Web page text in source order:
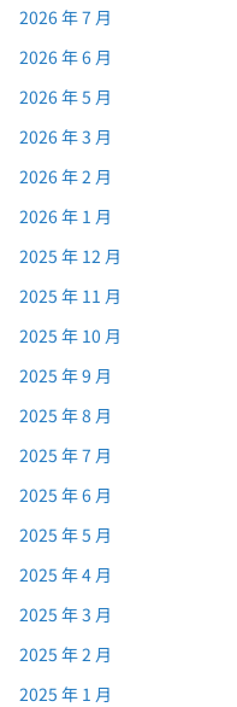
2026 年 7 月
2026 年 6 月
2026 年 5 月
2026 年 3 月
2026 年 2 月
2026 年 1 月
2025 年 12 月
2025 年 11 月
2025 年 10 月
2025 年 9 月
2025 年 8 月
2025 年 7 月
2025 年 6 月
2025 年 5 月
2025 年 4 月
2025 年 3 月
2025 年 2 月
2025 年 1 月